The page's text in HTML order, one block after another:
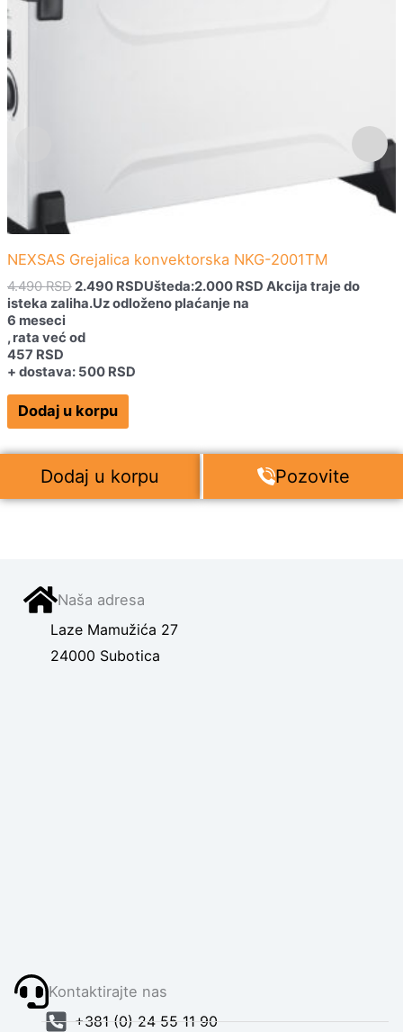
NEXSAS Grejalica konvektorska NKG-2001TM
4.490RSD2.490 RSDUšteda:2.000 RSD Akcija traje do
isteka zaliha.Uz odloženo plaćanje na
6 meseci
, rata već od
457 RSD
+ dostava: 500 RSD
Dodaj u korpu
Dodaj u korpu Pozovite
Naša adresa
Laze Mamužića 27
24000 Subotica
Kontaktirajte nas
+381 (0) 24 55 11 90